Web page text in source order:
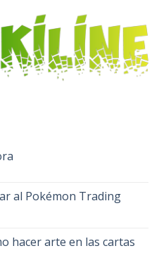
al Pokémon Trading
hacer arte en las cartas